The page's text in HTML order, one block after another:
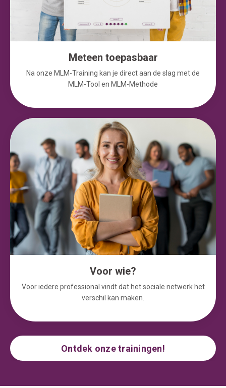
Meteen toepasbaar
Na onze MLM-Training kan je direct aan de slag met de
MLM-Tool en MLM-Methode
Voor wie?
Voor iedere professional vindt dat het sociale netwerk het
verschil kan maken.
Ontdek onze trainingen!